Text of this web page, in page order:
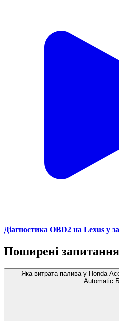
Діагностика OBD2 на Lexus у
Поширені запитання
Яка витрата палива у Honda
Automatic